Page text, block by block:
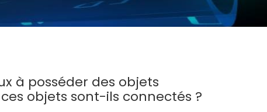
à posséder des objets
objets sont-ils connectés ?